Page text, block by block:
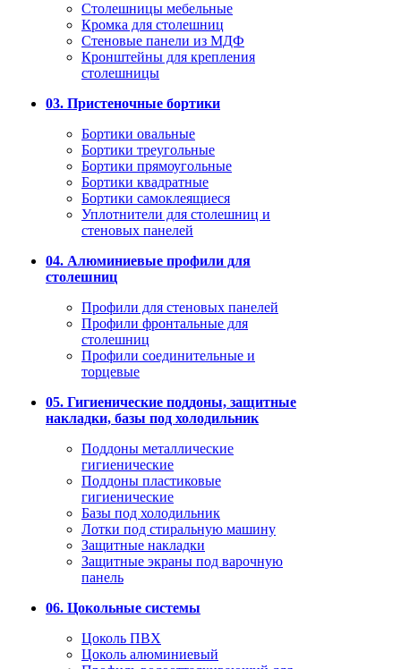
Столешницы мебельные
Кромка для столешниц
Стеновые панели из МДФ
Кронштейны для крепления
столешницы
03. Пристеночные бортики
Бортики овальные
Бортики треугольные
Бортики прямоугольные
Бортики квадратные
Бортики самоклеящиеся
Уплотнители для столешниц и
стеновых панелей
04. Алюминиевые профили для
столешниц
Профили для стеновых панелей
Профили фронтальные для
столешниц
Профили соединительные и
торцевые
05. Гигиенические поддоны, защитные
накладки, базы под холодильник
Поддоны металлические
гигиенические
Поддоны пластиковые
гигиенические
Базы под холодильник
Лотки под стиральную машину
Защитные накладки
Защитные экраны под варочную
панель
06. Цокольные системы
Цоколь ПВХ
Цоколь алюминиевый